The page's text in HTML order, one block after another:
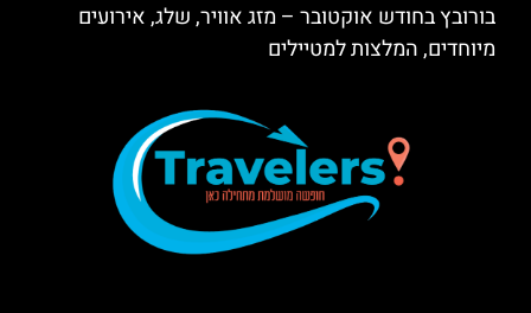
בורובץ בחודש אוקטובר – מזג אוויר, שלג, אירועים
מיוחדים, המלצות למטיילים